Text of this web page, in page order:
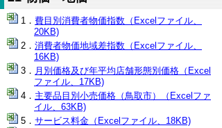
費目別消費者物価指数（Excelファイル、
20KB)
消費者物価地域差指数（Excelファイル、
16KB)
月別価格及び年平均店舗形態別価格（Excel
ファイル、17KB)
主要品目別小売価格（鳥取市）（Excelファ
イル、63KB)
サービス料金（Excelファイル、18KB)